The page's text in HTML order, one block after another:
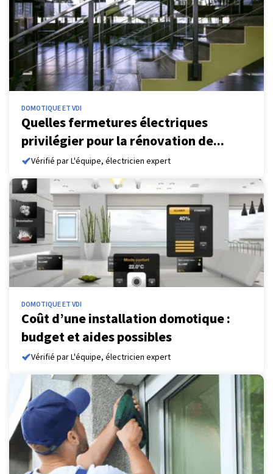
DOMOTIQUE ET VDI
Quelles fermetures électriques
privilégier pour la rénovation de...
Vérifié par L'équipe, électricien expert
DOMOTIQUE ET VDI
Coût d’une installation domotique :
budget et aides possibles
Vérifié par L'équipe, électricien expert